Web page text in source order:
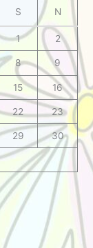
S N
1 2
8 9
15 16
22 23
29 30